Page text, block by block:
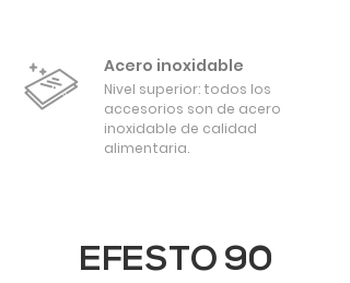
Acero inoxidable
Nivel superior: todos los
accesorios son de acero
inoxidable de calidad
alimentaria.
EFESTO 90